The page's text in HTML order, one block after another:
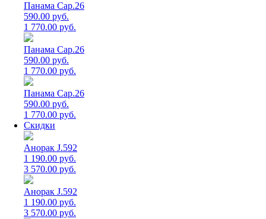
Панама Cap.26
590.00 руб.
1 770.00 руб.
Панама Cap.26
590.00 руб.
1 770.00 руб.
Панама Cap.26
590.00 руб.
1 770.00 руб.
Скидки
Анорак J.592
1 190.00 руб.
3 570.00 руб.
Анорак J.592
1 190.00 руб.
3 570.00 руб.